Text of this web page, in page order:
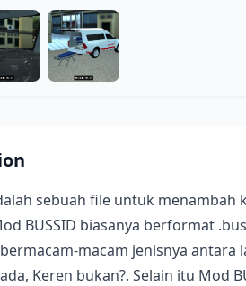
sebuah file untuk
BUSSID biasanya berformat
bermacam-macam jenisnya
Keren bukan?. Selain itu Mod